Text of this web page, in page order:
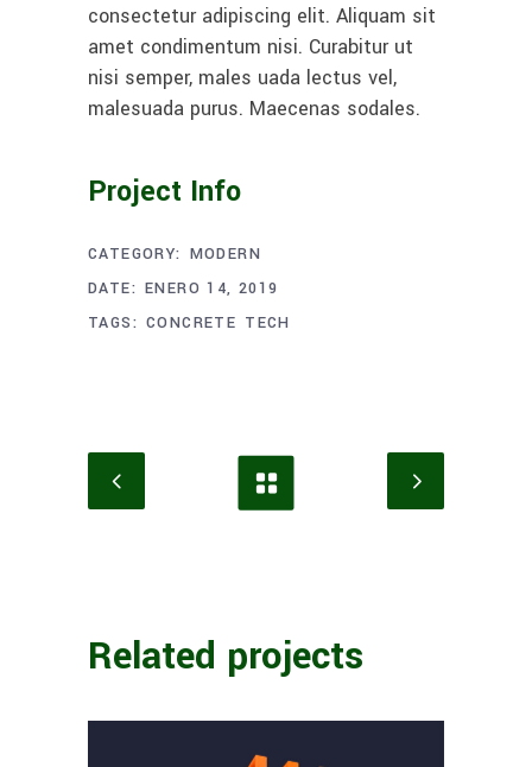
consectetur adipiscing elit. Aliquam sit
amet condimentum nisi. Curabitur ut
nisi semper, males uada lectus vel,
malesuada purus. Maecenas sodales.
Project Info
CATEGORY: MODERN
DATE: ENERO 14, 2019
TAGS: CONCRETE TECH
Related projects